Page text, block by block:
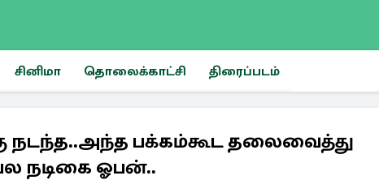
சினிமா தொலைக்காட்சி திரைப்படம்
நடந்த..அந்த பக்கம்கூட தலைவைத்து
நடிகை ஓபன்..